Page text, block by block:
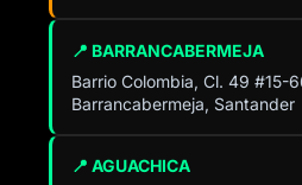
📍 BARRANCABERMEJA
Barrio Colombia, Cl. 49 #15-
Barrancabermeja, Santander
📍 AGUACHICA